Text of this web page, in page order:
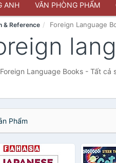
ANH VĂN PHÒNG PHẨM
& Reference Foreign Language
Foreign Language Books - Tất cả
Phẩm